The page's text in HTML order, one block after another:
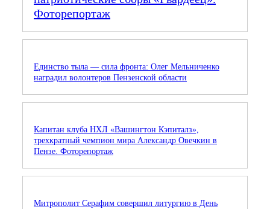
Фоторепортаж
Единство тыла — сила фронта: Олег Мельниченко
наградил волонтеров Пензенской области
Капитан клуба НХЛ «Вашингтон Кэпиталз»,
трехкратный чемпион мира Александр Овечкин в
Пензе. Фоторепортаж
Митрополит Серафим совершил литургию в День